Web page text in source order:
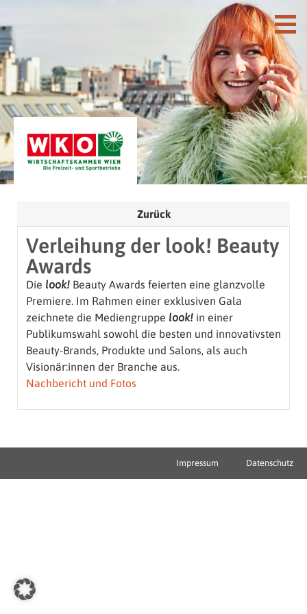
Zurück
Verleihung der look! Beauty
Awards
Die look! Beauty Awards feierten eine glanzvolle
Premiere. Im Rahmen einer exklusiven Gala
zeichnete die Mediengruppe look! in einer
Publikumswahl sowohl die besten und innovativsten
Beauty-Brands, Produkte und Salons, als auch
Visionär:innen der Branche aus.
Nachbericht und Fotos
Impressum Datenschutz